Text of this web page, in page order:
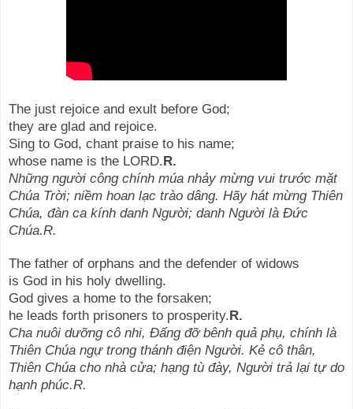
The just rejoice and exult before God;
they are glad and rejoice.
Sing to God, chant praise to his name;
whose name is the LORD.R.
Những người công chính múa nhảy mừng vui trước mặt
Chúa Trời; niềm hoan lạc trào dâng. Hãy hát mừng Thiên
Chúa, đàn ca kính danh Người; danh Người là Đức
Chúa.R.
The father of orphans and the defender of widows
is God in his holy dwelling.
God gives a home to the forsaken;
he leads forth prisoners to prosperity.R.
Cha nuôi dưỡng cô nhi, Đấng đỡ bênh quả phụ, chính là
Thiên Chúa ngự trong thánh điện Người. Kẻ cô thân,
Thiên Chúa cho nhà cửa; hạng tù đày, Người trả lại tự do
hạnh phúc.R.